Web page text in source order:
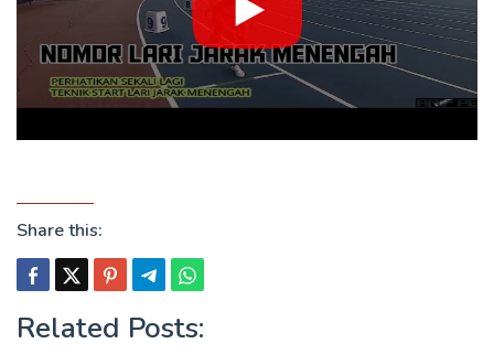
Share this:
Related Posts: